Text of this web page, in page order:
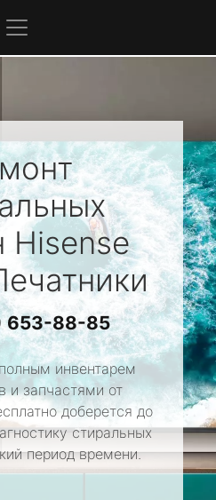
Hisense
653-88-85
инвентарем
и запчастями от
доберется до
стиральных
период времени.